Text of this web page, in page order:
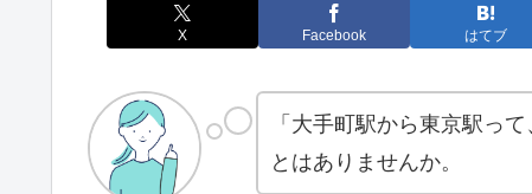
X Facebook はてブ
「大手町駅から東京駅っ
とはありませんか。